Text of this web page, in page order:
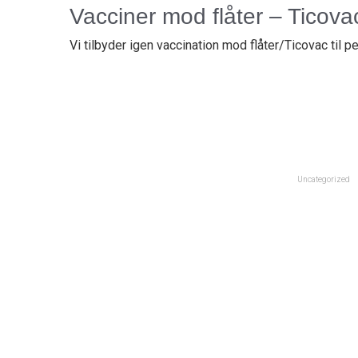
Vacciner mod flåter –
Vi tilbyder igen vaccination mod flåter/Ticovac til
Uncategorized